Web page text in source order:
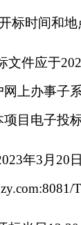
标时间和地
件应于
上办事子
目电子投
年3月20